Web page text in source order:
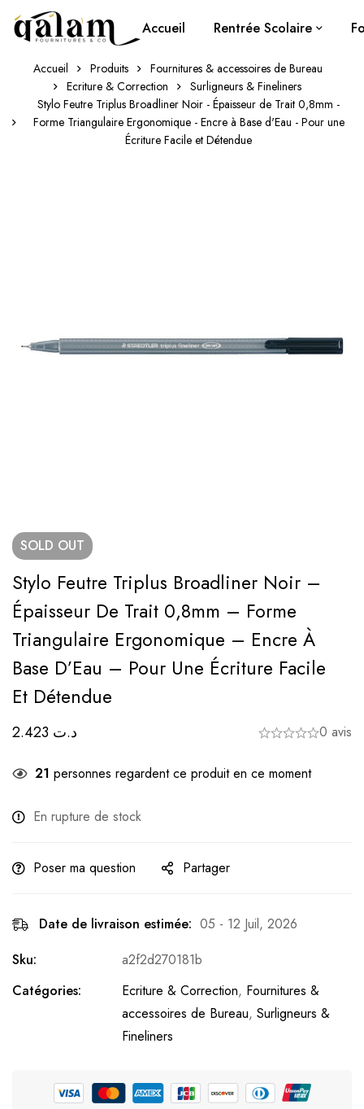
Accueil Rentrée Scolaire
Accueil Produits
Fournitures & accessoires de Bureau
Ecriture & Correction
Surligneurs & Fineliners
Stylo Feutre Triplus Broadliner Noir - Épaisseur de Trait 0,8mm -
Forme Triangulaire Ergonomique - Encre à Base d'Eau - Pour une
Écriture Facile et Détendue
SOLD OUT
Stylo Feutre Triplus Broadliner Noir –
Épaisseur De Trait 0,8mm – Forme
Triangulaire Ergonomique – Encre À
Base D’Eau – Pour Une Écriture Facile
Et Détendue
د.ت 0 avis
21 personnes regardent ce produit en ce moment
En rupture de stock
Poser ma question Partager
Date de livraison estimée: 05 - 12 Juil, 2026
Sku:
a2f2d270181b
Catégories:
Ecriture & Correction, Fournitures &
accessoires de Bureau, Surligneurs &
Fineliners